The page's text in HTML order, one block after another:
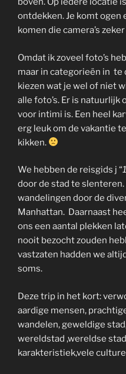
ontdekken. Je komt ogen
komen die camera’s
Omdat ik zoveel foto’s
maar in categorieën in te
kiezen wat je wel of niet
alle foto’s. Er is natuurlijk
voor intimi is. Een heel
erg leuk om de vakantie
kikken.
We hebben de reisgids j “
door de stad te
wandelingen door de
Manhattan. Daarnaast
ons een aantal plekken
nooit bezocht zouden
vastzaten hadden we
soms.
Deze trip in het kort:
aardige mensen,
wandelen, geweldige
wereldstad ,wereldse
karakteristiek,vele